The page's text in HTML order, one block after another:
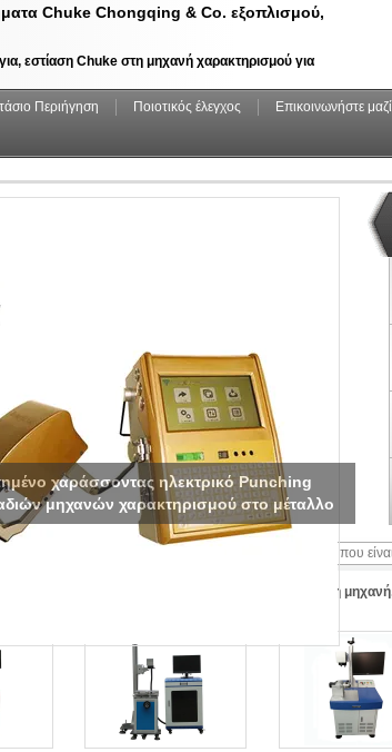
Chuke Chongqing & Co. εξοπλισμού,
εστίαση Chuke στη μηχανή χαρακτηρισμού για
Περιήγηση Ποιοτικός έλεγχος Επικοινωνήστε
χαράσσοντας ηλεκτρικό Punching
μηχανών χαρακτηρισμού στο μέταλλο
προμηθευτής του Μέταλλο που χαρακτηρίζει τη
τη μηχανή από την Κίνα.